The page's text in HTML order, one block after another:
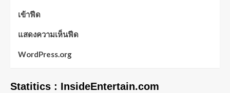
เข้าฟีด
แสดงความเห็นฟีด
WordPress.org
Statitics : InsideEntertain.com